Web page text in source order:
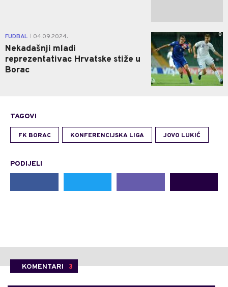
FUDBAL 04.09.2024.
Nekadašnji mladi
reprezentativac Hrvatske stiže u
Borac
0
TAGOVI
FK BORAC KONFERENCIJSKA LIGA JOVO LUKIĆ
PODIJELI
KOMENTARI 3